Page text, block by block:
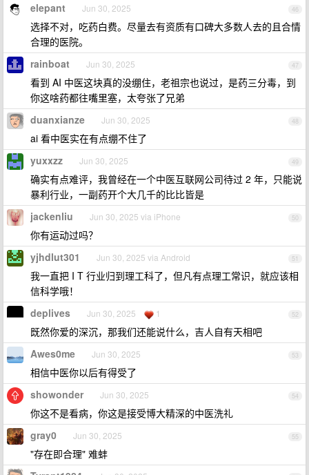
46
elepant Jun 30, 2025
选择不对，吃药白费。尽量去有资质有口碑大多数人去的且合情
合理的医院。
47
rainboat Jun 30, 2025
看到 AI 中医这块真的没绷住，老祖宗也说过，是药三分毒，到
你这啥药都往嘴里塞，太夸张了兄弟
48
duanxianze Jun 30, 2025
ai 看中医实在有点绷不住了
49
yuxxzz Jun 30, 2025
确实有点难评，我曾经在一个中医互联网公司待过 2 年，只能说
暴利行业，一副药开个大几千的比比皆是
50
jackenliu Jun 30, 2025 via iPhone
你有运动过吗？
51
yjhdlut301 Jun 30, 2025 via Android
我一直把 I T 行业归到理工科了，但凡有点理工常识，就应该相
信科学哦！
52
deplives Jun 30, 2025 1
既然你爱的深沉，那我们还能说什么，吉人自有天相吧
53
Awes0me Jun 30, 2025
相信中医你以后有得受了
54
showonder Jun 30, 2025
你这不是看病，你这是接受博大精深的中医洗礼
55
gray0 Jun 30, 2025
"存在即合理" 难蚌